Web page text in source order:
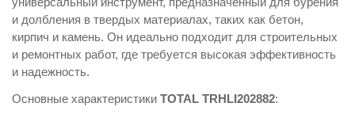
и долбления в твердых материалах, таких как бетон,
кирпич и камень. Он идеально подходит для строительных
и ремонтных работ, где требуется высокая эффективность
и надежность.
Основные характеристики TOTAL TRHLI202882: